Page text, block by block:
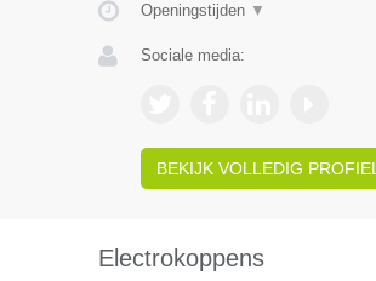
Openingstijden ▼
Sociale media:
BEKIJK VOLLEDIG PROFIEL
Electrokoppens